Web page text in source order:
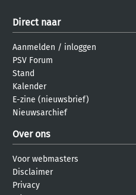
Direct naar
Aanmelden / inloggen
PSV Forum
Stand
Kalender
E-zine (nieuwsbrief)
Nieuwsarchief
Over ons
Voor webmasters
Disclaimer
Privacy